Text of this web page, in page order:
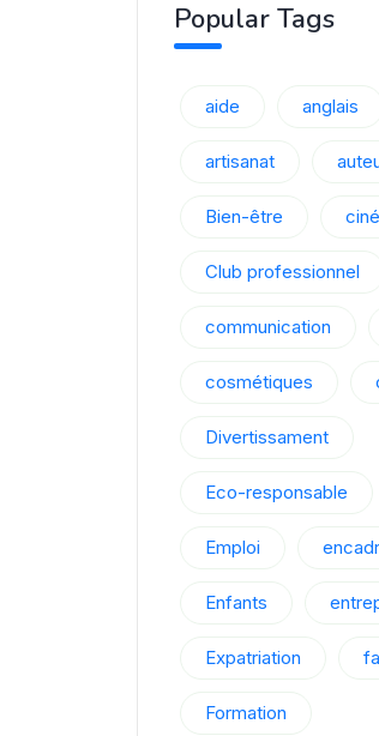
Popular Tags
aide anglais
artisanat
Bien-être
Club professionnel
communication
cosmétiques
Divertissament
Eco-responsable
Emploi
Enfants
Expatriation
Formation